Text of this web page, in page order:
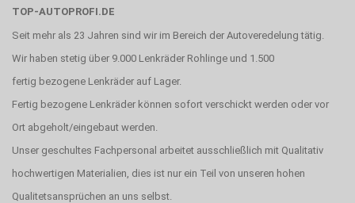
TOP-AUTOPROFI.DE
Seit mehr als 23 Jahren sind wir im Bereich der Autoveredelung tätig.
Wir haben stetig über 9.000 Lenkräder Rohlinge und 1.500
fertig bezogene Lenkräder auf Lager.
Fertig bezogene Lenkräder können sofort verschickt werden oder vor
Ort abgeholt/eingebaut werden.
Unser geschultes Fachpersonal arbeitet ausschließlich mit Qualitativ
hochwertigen Materialien, dies ist nur ein Teil von unseren hohen
Qualitetsansprüchen an uns selbst.